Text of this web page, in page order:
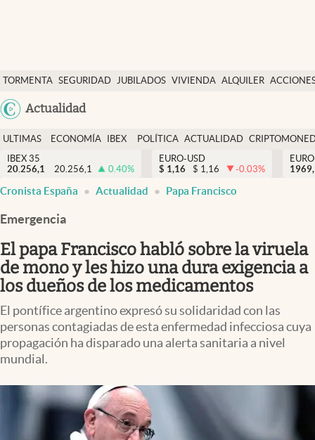
TORMENTA SEGURIDAD JUBILADOS VIVIENDA ALQUILER
Actualidad
Economía y finanzas
Política
Actualidad
Criptomonedas
España
ULTIMAS
NOTICIAS
ECONOMÍA
FINANZAS
IBEX
EURO
POLÍTICA ACTUALIDAD
IBEX 35
20.256,1
20.256,1 0.40%
EURO-USD
$ 1,16 $ 1,16 -0.03%
Cronista España Actualidad Papa Francisco
Emergencia
El papa Francisco habló sobre la viruela
de mono y les hizo una dura exigencia a
los dueños de los medicamentos
El pontífice argentino expresó su solidaridad con las
personas contagiadas de esta enfermedad infecciosa cuya
propagación ha disparado una alerta sanitaria a nivel
mundial.